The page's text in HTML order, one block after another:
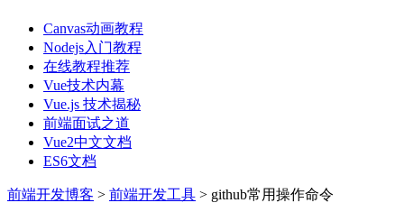
Canvas动画教程
Nodejs入门教程
在线教程推荐
Vue技术内幕
Vue.js 技术揭秘
前端面试之道
Vue2中文文档
ES6文档
前端开发博客 > 前端开发工具 > github常用操作命令